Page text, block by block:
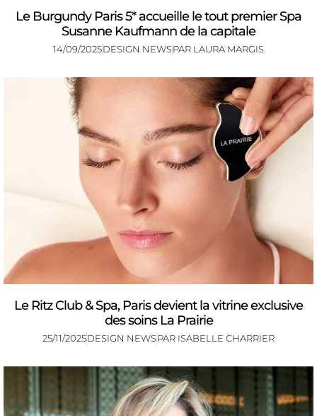
Le Burgundy Paris 5* accueille le tout premier Spa
Susanne Kaufmann de la capitale
14/09/2025DESIGN NEWSPAR LAURA MARGIS
Le Ritz Club & Spa, Paris devient la vitrine exclusive
des soins La Prairie
25/11/2025DESIGN NEWSPAR ISABELLE CHARRIER